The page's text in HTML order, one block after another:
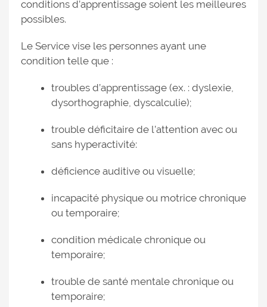
conditions d’apprentissage soient les meilleures
possibles.
Le Service vise les personnes ayant une
condition telle que :
troubles d’apprentissage (ex. : dyslexie,
dysorthographie, dyscalculie);
trouble déficitaire de l’attention avec ou
sans hyperactivité:
déficience auditive ou visuelle;
incapacité physique ou motrice chronique
ou temporaire;
condition médicale chronique ou
temporaire;
trouble de santé mentale chronique ou
temporaire;